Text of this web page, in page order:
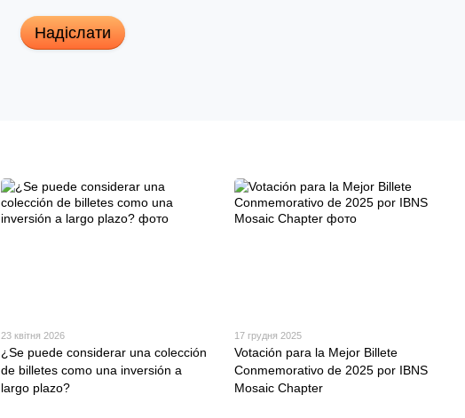
Надіслати
23 квітня 2026
¿Se puede considerar una colección
de billetes como una inversión a
largo plazo?
17 грудня 2025
Votación para la Mejor Billete
Conmemorativo de 2025 por IBNS
Mosaic Chapter